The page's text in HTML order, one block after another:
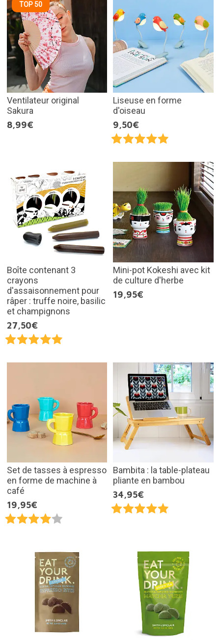
TOP 50
Ventilateur original
Sakura
8,99€
Liseuse en forme
d'oiseau
9,50€
Boîte contenant 3
crayons
d'assaisonnement pour
râper : truffe noire, basilic
et champignons
27,50€
Mini-pot Kokeshi avec kit
de culture d'herbe
19,95€
Set de tasses à espresso
en forme de machine à
café
19,95€
Bambita : la table-plateau
pliante en bambou
34,95€